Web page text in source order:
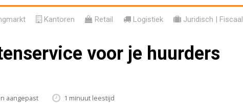
Kantoren Retail Logistiek Juridisch | Fiscaal
voor je huurders
aangepast 1 minuut leestijd